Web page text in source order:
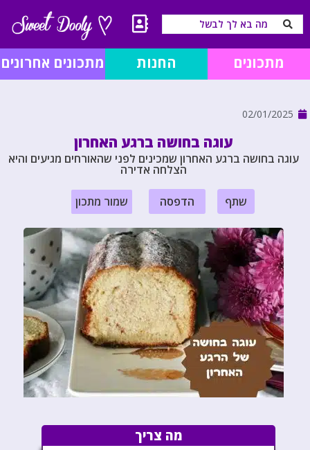
מתכונים החנות מתכונים אחרונים
02/01/2025
עוגה בחושה ברגע האחרון
עוגה בחושה ברגע האחרון שמכינים לפני שהאורחים מגיעים והיא
הצלחה אדירה
שתף הדפסה שמור מתכון
מה צריך